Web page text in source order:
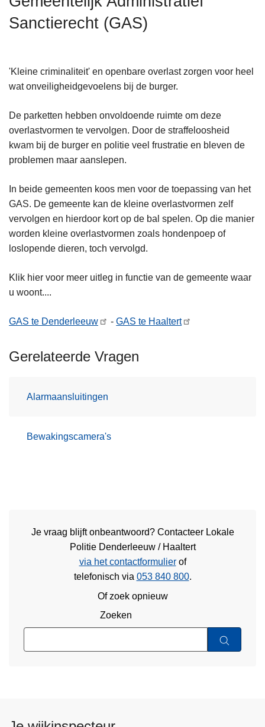
Sanctierecht (GAS)
'Kleine criminaliteit' en openbare overlast zorgen voor heel
wat onveiligheidgevoelens bij de burger.
De parketten hebben onvoldoende ruimte om deze
overlastvormen te vervolgen. Door de straffeloosheid
kwam bij de burger en politie veel frustratie en bleven de
problemen maar aanslepen.
In beide gemeenten koos men voor de toepassing van het
GAS. De gemeente kan de kleine overlastvormen zelf
vervolgen en hierdoor kort op de bal spelen. Op die manier
worden kleine overlastvormen zoals hondenpoep of
loslopende dieren, toch vervolgd.
Klik hier voor meer uitleg in functie van de gemeente waar
u woont....
GAS te Denderleeuw -GAS te Haaltert
Gerelateerde Vragen
Alarmaansluitingen
Bewakingscamera's
Je vraag blijft onbeantwoord? Contacteer Lokale
Politie Denderleeuw / Haaltert
via het contactformulierof
telefonisch via 053 840 800.
Of zoek opnieuw
Zoeken